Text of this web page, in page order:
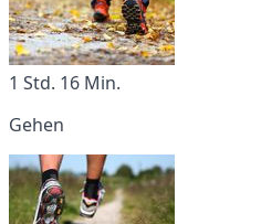
1 Std. 16 Min.
Gehen